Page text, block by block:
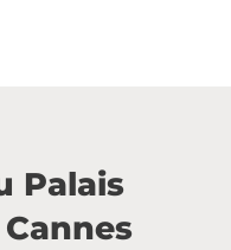
Palais